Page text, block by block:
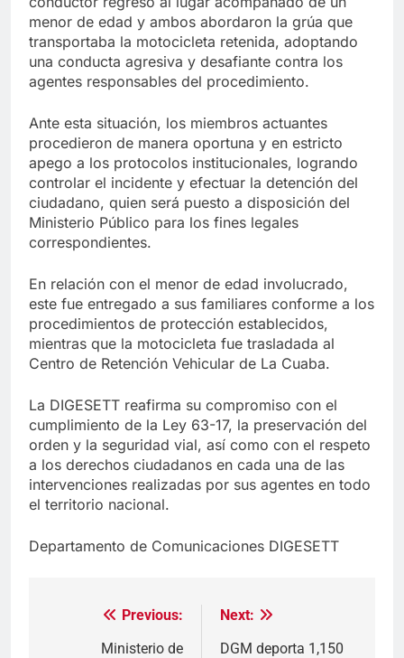
menor de edad y ambos abordaron la grúa que
transportaba la motocicleta retenida, adoptando
una conducta agresiva y desafiante contra los
agentes responsables del procedimiento.
Ante esta situación, los miembros actuantes
procedieron de manera oportuna y en estricto
apego a los protocolos institucionales, logrando
controlar el incidente y efectuar la detención del
ciudadano, quien será puesto a disposición del
Ministerio Público para los fines legales
correspondientes.
En relación con el menor de edad involucrado,
este fue entregado a sus familiares conforme a los
procedimientos de protección establecidos,
mientras que la motocicleta fue trasladada al
Centro de Retención Vehicular de La Cuaba.
La DIGESETT reafirma su compromiso con el
cumplimiento de la Ley 63-17, la preservación del
orden y la seguridad vial, así como con el respeto
a los derechos ciudadanos en cada una de las
intervenciones realizadas por sus agentes en todo
el territorio nacional.
Departamento de Comunicaciones DIGESETT
Navegación
Previous:
Ministerio de
Next:
DGM deporta 1,150